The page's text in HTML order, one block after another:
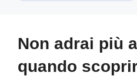
Non adrai più
quando